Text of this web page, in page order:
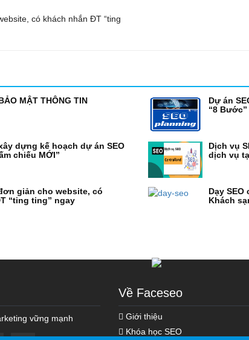
có khách nhắn ĐT “ting
MẬT THÔNG TIN
Dự án
“8
dựng kế hoạch dự án SEO
chiếu MỚI”
Dịch vụ
dịch vụ
giản cho website, có
“ting ting” ngay
Dạy
Khách
vững mạnh
Về Faceseo
Giới thiệu
Khóa học SEO
Khóa Học Seo